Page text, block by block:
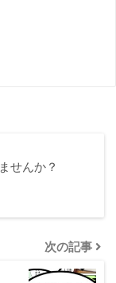
せんか？
次の記事